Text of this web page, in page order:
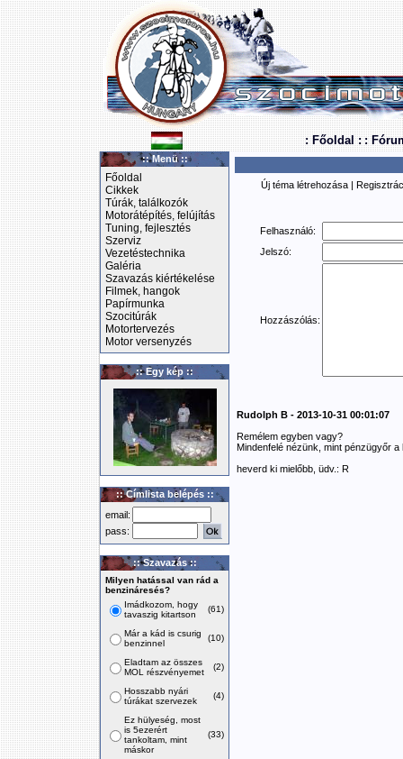
: Főoldal : :
:: Menü ::
Főoldal
Cikkek
Túrák, találkozók
Motorátépítés, felújítás
Tuning, fejlesztés
Szerviz
Vezetéstechnika
Galéria
Szavazás kiértékelése
Filmek, hangok
Papírmunka
Szocitúrák
Motortervezés
Motor versenyzés
:: Egy kép ::
:: Címlista belépés ::
email:
pass:
:: Szavazás ::
Milyen hatással van rád a
benzináresés?
Imádkozom, hogy
tavaszig kitartson
(61)
Már a kád is csurig
benzinnel
(10)
Eladtam az összes
MOL részvényemet
(2)
Hosszabb nyári
túrákat szervezek
(4)
Ez hülyeség, most
is 5ezerért
tankoltam, mint
máskor
(33)
Új téma létrehozása |
Felhasználó:
Jelszó:
Hozzászólás:
Rudolph B - 2013-10-31 00:01:07
Remélem egyben vagy?
Mindenfelé nézünk, mint pénzügyőr a
heverd ki mielőbb, üdv.: R